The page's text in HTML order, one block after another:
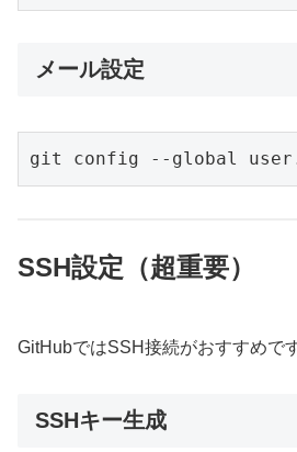
メール設定
git config --global
SSH設定（超重要）
GitHubではSSH接続がおすすめです
SSHキー生成